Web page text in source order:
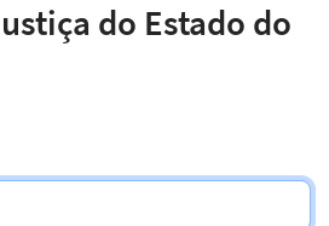
do Estado do